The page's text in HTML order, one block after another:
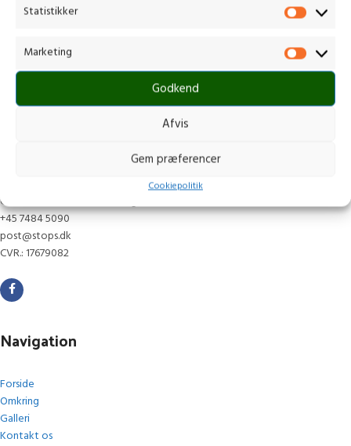
Statistikker
Marketing
Godkend
Afvis
Gem præferencer
Cookiepolitik
Gammelmark 1, 6630 Rødding
+45 7484 5090
post@stops.dk
CVR.: 17679082
Navigation
Forside
Omkring
Galleri
Kontakt os